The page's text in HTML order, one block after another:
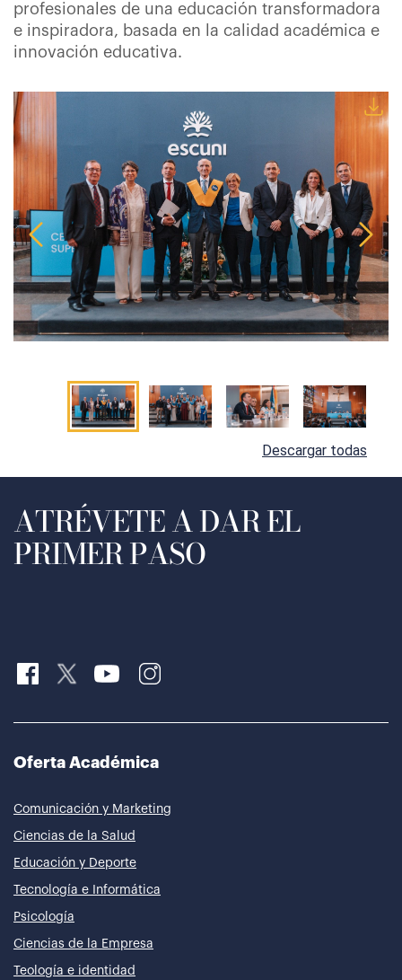
profesionales de una educación transformadora
e inspiradora, basada en la calidad académica e
innovación educativa.
Descargar todas
ATRÉVETE A DAR EL
PRIMER PASO
Oferta Académica
Comunicación y Marketing
Ciencias de la Salud
Educación y Deporte
Tecnología e Informática
Psicología
Ciencias de la Empresa
Teología e identidad